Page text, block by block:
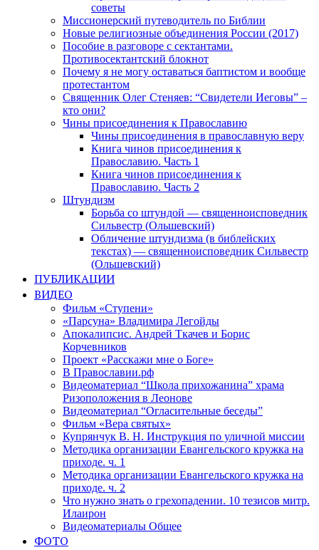
советы
Миссионерский путеводитель по Библии
Новые религиозные объединения России (2017)
Пособие в разговоре с сектантами.
Противосектантский блокнот
Почему я не могу оставаться баптистом и вообще
протестантом
Священник Олег Стеняев: “Свидетели Иеговы” –
кто они?
Чины присоединения к Православию
Чины присоединения в православную веру
Книга чинов присоединения к
Православию. Часть 1
Книга чинов присоединения к
Православию. Часть 2
Штундизм
Борьба со штундой — священноисповедник
Сильвестр (Ольшевский)
Обличение штундизма (в библейских
текстах) — священноисповедник Сильвестр
(Ольшевский)
ПУБЛИКАЦИИ
ВИДЕО
Фильм «Ступени»
«Парсуна» Владимира Легойды
Апокалипсис. Андрей Ткачев и Борис
Корчевников
Проект «Расскажи мне о Боге»
В Православии.рф
Видеоматериал “Школа прихожанина” храма
Ризоположения в Леонове
Видеоматериал “Огласительные беседы”
Фильм «Вера святых»
Купрянчук В. Н. Инструкция по уличной миссии
Методика организации Евангельского кружка на
приходе. ч. 1
Методика организации Евангельского кружка на
приходе. ч. 2
Что нужно знать о грехопадении. 10 тезисов митр.
Илаирон
Видеоматериалы Общее
ФОТО